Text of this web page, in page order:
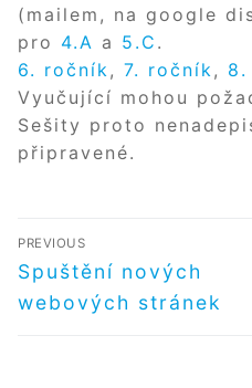
(mailem, na google
pro 4.A a 5.C .
6. ročník, 7. ročník,
Vyučující mohou
Sešity proto
připravené.
NAVIGACE
PRO
PŘÍSPĚVEK
PREVIOUS
Předchozí
příspěvek
Spuštění nových
webových stránek